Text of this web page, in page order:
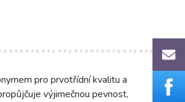
pro prvotřídní kvalitu a
výjimečnou pevnost,